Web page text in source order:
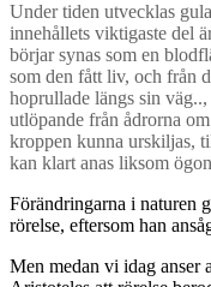
Under tiden utvecklas
innehållets viktigaste del
börjar synas som en
som den fått liv, och från
hoprullade längs sin
utlöpande från ådrorna
kroppen kunna urskiljas,
kan klart anas liksom
Förändringarna i naturen
rörelse, eftersom han
Men medan vi idag anser